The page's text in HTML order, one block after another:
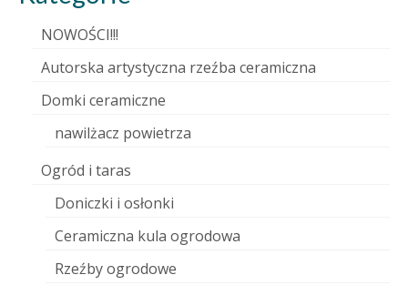
NOWOŚCI!!!
Autorska artystyczna rzeźba ceramiczna
Domki ceramiczne
nawilżacz powietrza
Ogród i taras
Doniczki i osłonki
Ceramiczna kula ogrodowa
Rzeźby ogrodowe